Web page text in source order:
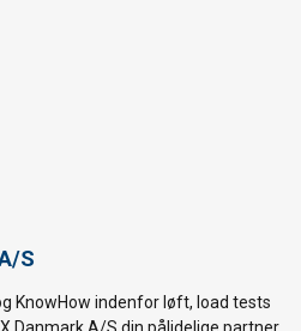
S
KnowHow indenfor løft, load tests